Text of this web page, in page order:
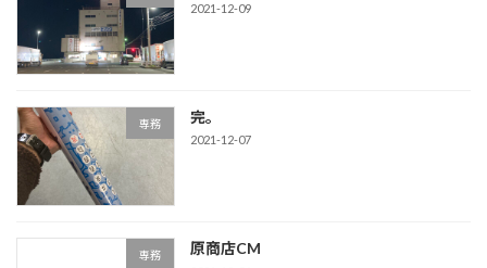
2021-12-09
専務 完。
2021-12-07
専務 原商店CM